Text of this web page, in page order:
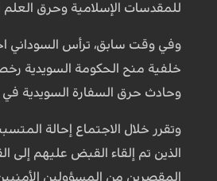
للمقدسات الإسلامية وحرق العلم
وفي وقت سابق، ترأس السوداني
خلفية منح الحكومة السويدية
وحادث حرق السفارة السويدية في
وتقرر خلال الاجتماع إحالة
الذين تم إلقاء القبض عليهم إلى
المقصرين من المسؤولين